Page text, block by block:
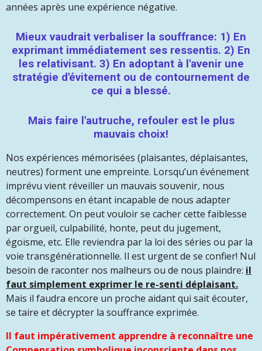
années après une expérience négative.
Mieux vaudrait verbaliser la souffrance: 1) En
exprimant immédiatement ses ressentis. 2) En
les relativisant. 3) En adoptant à l'avenir une
stratégie d'évitement ou de contournement de
ce qui a blessé.
Mais faire l'autruche, refouler est le plus
mauvais choix!
Nos expériences mémorisées (plaisantes, déplaisantes,
neutres) forment une empreinte. Lorsqu’un événement
imprévu vient réveiller un mauvais souvenir, nous
décompensons en étant incapable de nous adapter
correctement. On peut vouloir se cacher cette faiblesse
par orgueil, culpabilité, honte, peut du jugement,
égoïsme, etc. Elle reviendra par la loi des séries ou par la
voie transgénérationnelle. Il est urgent de se confier! Nul
besoin de raconter nos malheurs ou de nous plaindre: il
faut simplement exprimer le re-senti déplaisant.
Mais il faudra encore un proche aidant qui sait écouter,
se taire et décrypter la souffrance exprimée.
Il faut impérativement apprendre à reconnaître une